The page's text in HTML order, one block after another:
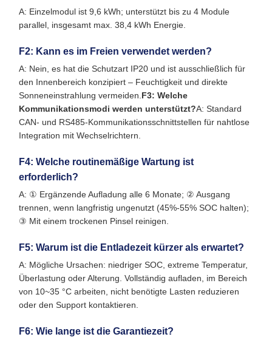
A: Einzelmodul ist 9,6 kWh; unterstützt bis zu 4 Module
parallel, insgesamt max. 38,4 kWh Energie.
F2: Kann es im Freien verwendet werden?
A: Nein, es hat die Schutzart IP20 und ist ausschließlich für
den Innenbereich konzipiert – Feuchtigkeit und direkte
Sonneneinstrahlung vermeiden. F3: Welche
Kommunikationsmodi werden unterstützt?A: Standard
CAN- und RS485-Kommunikationsschnittstellen für nahtlose
Integration mit Wechselrichtern.
F4: Welche routinemäßige Wartung ist
erforderlich?
A: ① Ergänzende Aufladung alle 6 Monate; ② Ausgang
trennen, wenn langfristig ungenutzt (45%-55% SOC halten);
③ Mit einem trockenen Pinsel reinigen.
F5: Warum ist die Entladezeit kürzer als erwartet?
A: Mögliche Ursachen: niedriger SOC, extreme Temperatur,
Überlastung oder Alterung. Vollständig aufladen, im Bereich
von 10~35 °C arbeiten, nicht benötigte Lasten reduzieren
oder den Support kontaktieren.
F6: Wie lange ist die Garantiezeit?